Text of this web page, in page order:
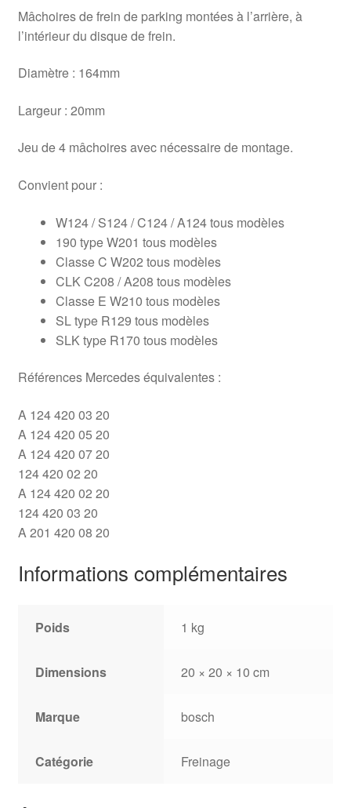
Mâchoires de frein de parking montées à l’arrière, à
l’intérieur du disque de frein.
Diamètre : 164mm
Largeur : 20mm
Jeu de 4 mâchoires avec nécessaire de montage.
Convient pour :
W124 / S124 / C124 / A124 tous modèles
190 type W201 tous modèles
Classe C W202 tous modèles
CLK C208 / A208 tous modèles
Classe E W210 tous modèles
SL type R129 tous modèles
SLK type R170 tous modèles
Références Mercedes équivalentes :
A 124 420 03 20
A 124 420 05 20
A 124 420 07 20
124 420 02 20
A 124 420 02 20
124 420 03 20
A 201 420 08 20
Informations complémentaires
Poids 1 kg
Dimensions 20 × 20 × 10 cm
Marque bosch
Catégorie Freinage